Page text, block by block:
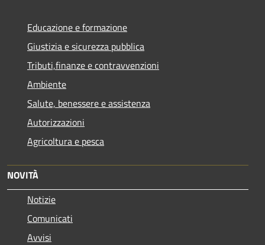
Educazione e formazione
Giustizia e sicurezza pubblica
Tributi,finanze e contravvenzioni
Ambiente
Salute, benessere e assistenza
Autorizzazioni
Agricoltura e pesca
NOVITÀ
Notizie
Comunicati
Avvisi